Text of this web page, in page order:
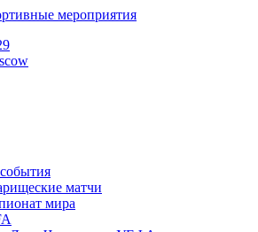
мероприятия
матчи
мира